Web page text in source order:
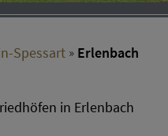
Spessart » Erlenbach
in Erlenbach